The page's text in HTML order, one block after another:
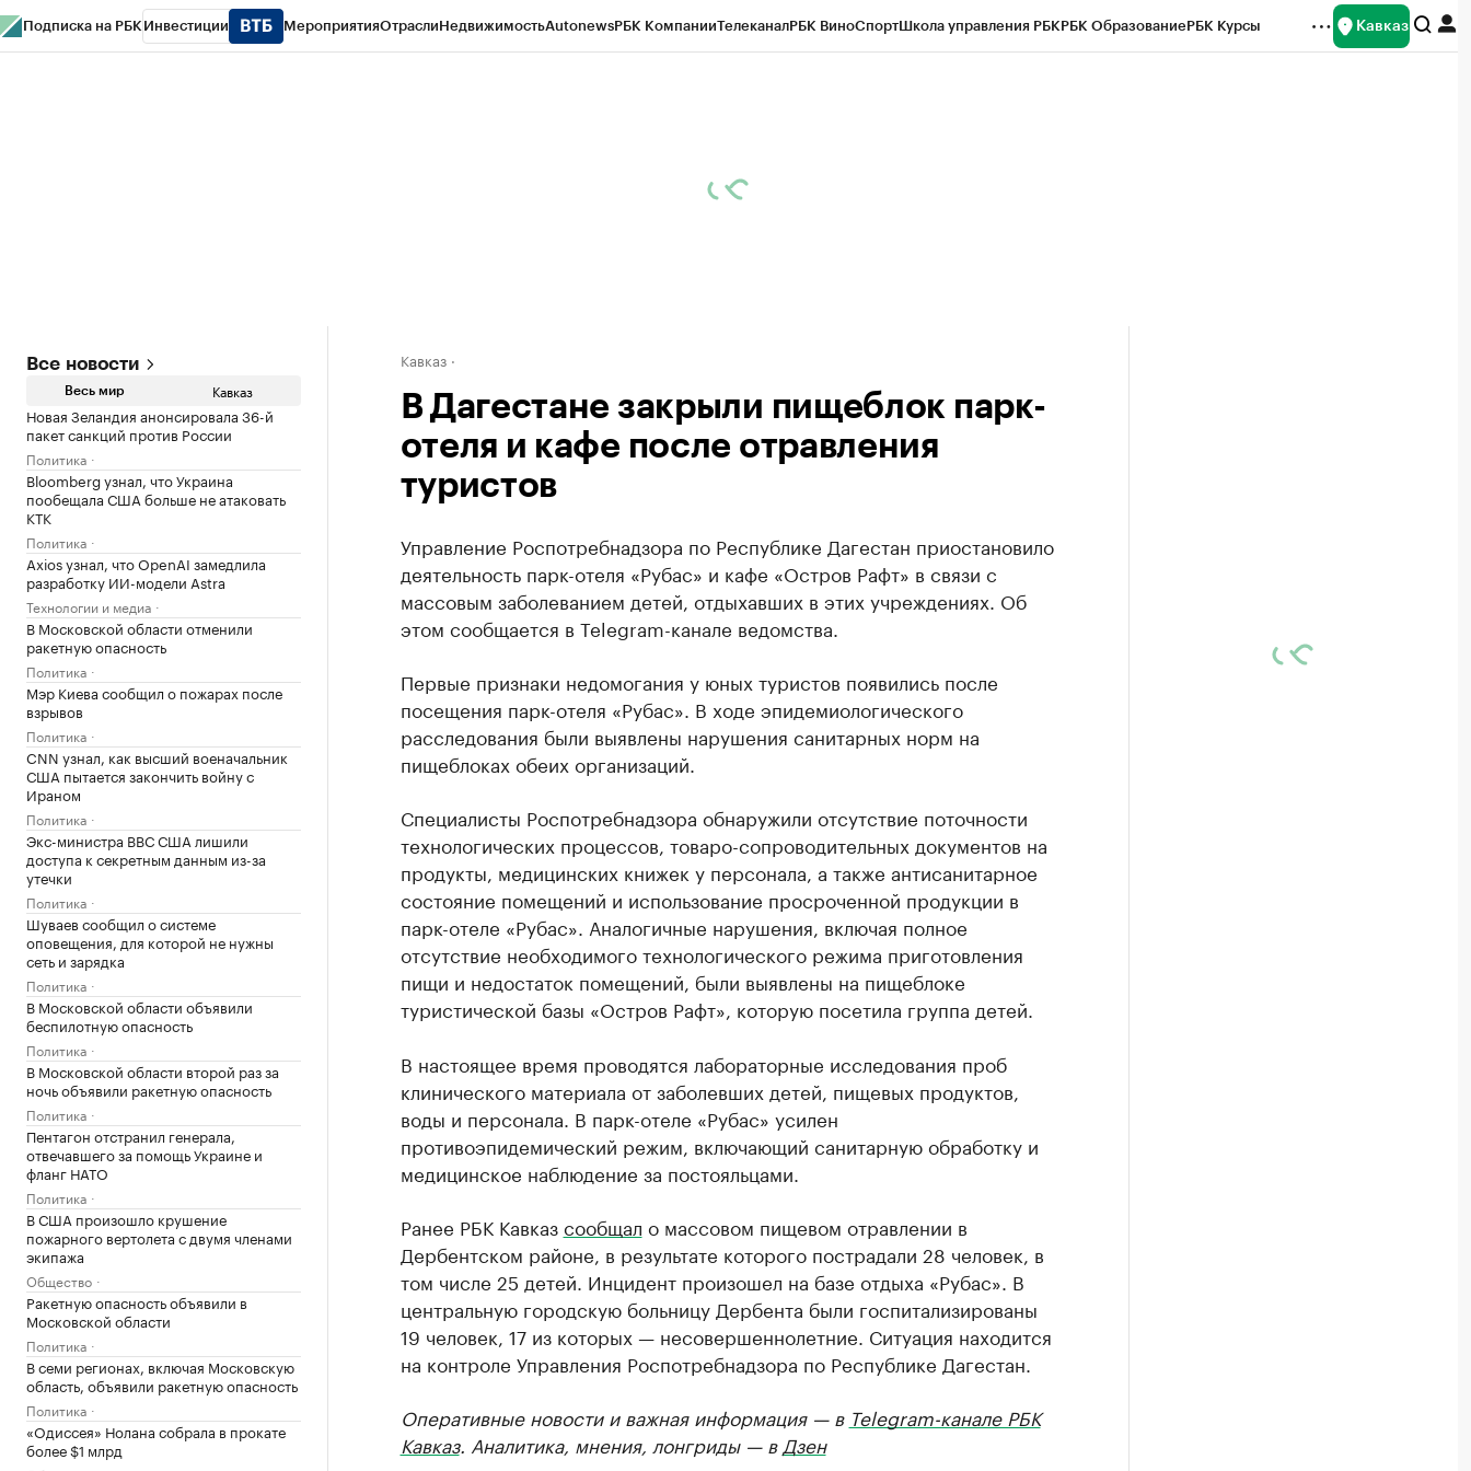
Подписка на РБК Инвестиции МероприятияОтраслиНедвижимостьAutonewsРБК КомпанииТелеканалРБК ВиноСпортШкола управления РБКРБК ОбразованиеРБК Курсы Кавказ
Все новости
Весь мир Кавказ
Новая Зеландия анонсировала 36-й
пакет санкций против России
Политика
Bloomberg узнал, что Украина
пообещала США больше не атаковать
КТК
Политика
Axios узнал, что OpenAI замедлила
разработку ИИ-модели Astra
Технологии и медиа
В Московской области отменили
ракетную опасность
Политика
Мэр Киева сообщил о пожарах после
взрывов
Политика
CNN узнал, как высший военачальник
США пытается закончить войну с
Ираном
Политика
Экс-министра ВВС США лишили
доступа к секретным данным из-за
утечки
Политика
Шуваев сообщил о системе
оповещения, для которой не нужны
сеть и зарядка
Политика
В Московской области объявили
беспилотную опасность
Политика
В Московской области второй раз за
ночь объявили ракетную опасность
Политика
Пентагон отстранил генерала,
отвечавшего за помощь Украине и
фланг НАТО
Политика
В США произошло крушение
пожарного вертолета с двумя членами
экипажа
Общество
Ракетную опасность объявили в
Московской области
Политика
В семи регионах, включая Московскую
область, объявили ракетную опасность
Политика
«Одиссея» Нолана собрала в прокате
более $1 млрд
Кавказ
В Дагестане закрыли пищеблок парк-
отеля и кафе после отравления
туристов
Управление Роспотребнадзора по Республике Дагестан приостановило
деятельность парк-отеля «Рубас» и кафе «Остров Рафт» в связи с
массовым заболеванием детей, отдыхавших в этих учреждениях. Об
этом сообщается в Telegram-канале ведомства.
Первые признаки недомогания у юных туристов появились после
посещения парк-отеля «Рубас». В ходе эпидемиологического
расследования были выявлены нарушения санитарных норм на
пищеблоках обеих организаций.
Специалисты Роспотребнадзора обнаружили отсутствие поточности
технологических процессов, товаро-сопроводительных документов на
продукты, медицинских книжек у персонала, а также антисанитарное
состояние помещений и использование просроченной продукции в
парк-отеле «Рубас». Аналогичные нарушения, включая полное
отсутствие необходимого технологического режима приготовления
пищи и недостаток помещений, были выявлены на пищеблоке
туристической базы «Остров Рафт», которую посетила группа детей.
В настоящее время проводятся лабораторные исследования проб
клинического материала от заболевших детей, пищевых продуктов,
воды и персонала. В парк-отеле «Рубас» усилен
противоэпидемический режим, включающий санитарную обработку и
медицинское наблюдение за постояльцами.
Ранее РБК Кавказсообщал о массовом пищевом отравлении в
Дербентском районе, в результате которого пострадали 28 человек, в
том числе 25 детей. Инцидент произошел на базе отдыха «Рубас». В
центральную городскую больницу Дербента были госпитализированы
19 человек, 17 из которых — несовершеннолетние. Ситуация находится
на контроле Управления Роспотребнадзора по Республике Дагестан.
Оперативные новости и важная информация — в Telegram-канале РБК
Кавказ. Аналитика, мнения, лонгриды — в Дзен